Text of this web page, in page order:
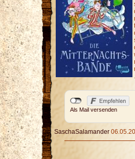
Als Mail versenden
SaschaSalamander